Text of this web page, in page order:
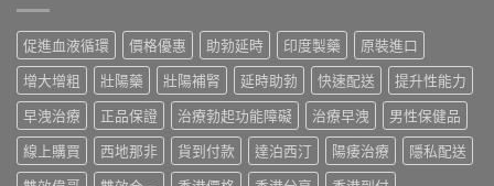
原
廠
比
較
及
正
貨
分
Super
Tadarise
雙
效
片
效
果
與
男
士
必
睇
的
印
度
仿
馬
糖
邊
隻
好？
成
分、
效
促進血液循環 價格優惠 助勃延時 印度製藥
原裝進口
增大增粗
壯陽藥 壯陽補腎 延時助勃 快速配送
提升性能力
早洩治療
正品保證 治療勃起功能障礙 治療早洩
男性保健品
線上購買
西地那非 貨到付款 達泊西汀 陽痿治療
隱私配送